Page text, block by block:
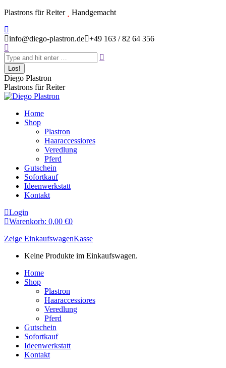
Zum
springen
Plastrons für Reiter
Handgemacht
page
in
new
window
info@diego-plastron.de +49 163 / 82 64 356
Search:
Diego Plastron
Plastrons für Reiter
Home
Shop
Plastron
Haaraccessiores
Veredlung
Pferd
Gutschein
Sofortkauf
Ideenwerkstatt
Kontakt
Login
Warenkorb: 0,00 €0
Zeige EinkaufswagenKasse
Keine Produkte im Einkaufswagen.
Home
Shop
Plastron
Haaraccessiores
Veredlung
Pferd
Gutschein
Sofortkauf
Ideenwerkstatt
Kontakt